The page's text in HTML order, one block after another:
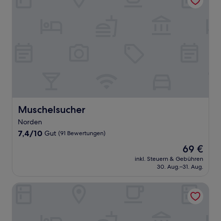
Muschelsucher
Muschelsucher
Norden
7.4
7,4/10 Gut (91 Bewertungen)
Der
Preis
beträgt
69 €
inkl. Steuern & Gebühren
30. Aug.–31. Aug.